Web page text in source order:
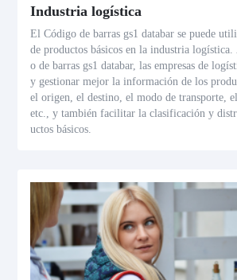
Industria logística
El Código de barras gs1 databar se puede
de productos básicos en la industria
o de barras gs1 databar, las empresas de
y gestionar mejor la información de los
el origen, el destino, el modo de transporte,
etc., y también facilitar la clasificación y
uctos básicos.